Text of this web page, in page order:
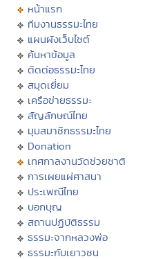
หน้าแรก
ทีมงานธรรมะไทย
แผนผังเว็บไซต์
ค้นหาข้อมูล
ติดต่อธรรมะไทย
สมุดเยี่ยม
เครือข่ายธรรมะ
สัญลักษณ์ไทย
มุมสมาชิกธรรมะไทย
Donation
เทศกาลงานวัดช่วยชาติ
การเผยแผ่ศาสนา
ประเพณีไทย
บอกบุญ
สถานปฏิบัติธรรม
ธรรมะจากหลวงพ่อ
ธรรมะกับเยาวชน